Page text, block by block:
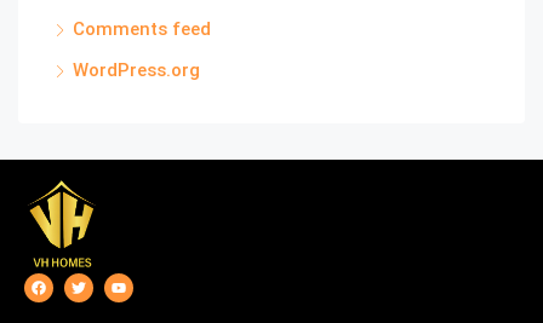
Comments feed
WordPress.org